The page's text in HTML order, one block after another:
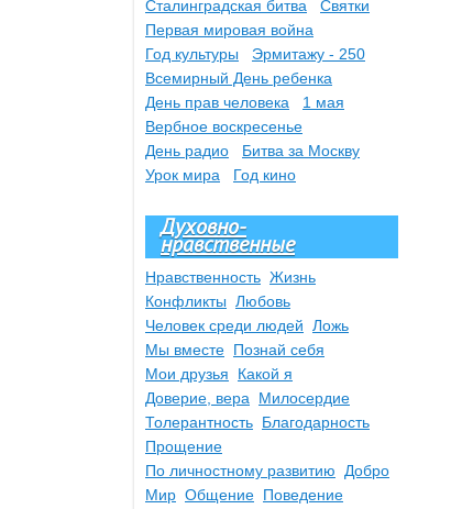
Сталинградская битва
Святки
Первая мировая война
Год культуры
Эрмитажу - 250
Всемирный День ребенка
День прав человека
1 мая
Вербное воскресенье
День радио
Битва за Москву
Урок мира
Год кино
Духовно-
нравственные
Нравственность Жизнь
Конфликты Любовь
Человек среди людей Ложь
Мы вместе Познай себя
Мои друзья
Какой я
Доверие, вера
Милосердие
Толерантность Благодарность
Прощение
По личностному развитию
Добро
Мир Общение Поведение